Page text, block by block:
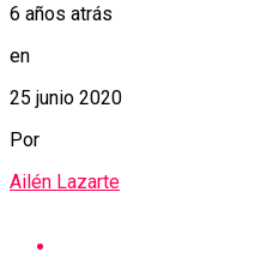
6 años atrás
en
25 junio 2020
Por
Ailén Lazarte